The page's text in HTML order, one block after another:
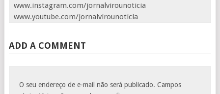
www.instagram.com/jornalvirounoticia
www.youtube.com/jornalvirounoticia
ADD A COMMENT
O seu endereço de e-mail não será publicado. Campos